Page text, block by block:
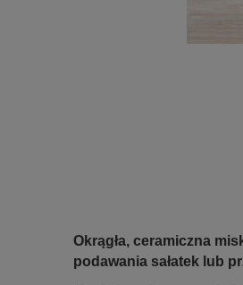
Okrągła, ceramiczna
podawania sałatek lub